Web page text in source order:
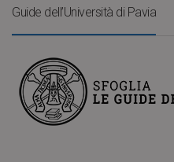
Guide dell’Università di Pavia